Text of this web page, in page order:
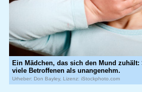
Ein Mädchen, das sich den Mund
viele Betroffenen als unangenehm.
Urheber: Don Bayley, Lizenz: iStockphoto.com